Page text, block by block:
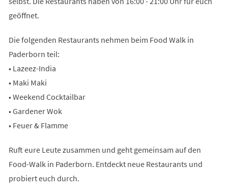
geöffnet.
Die folgenden Restaurants nehmen beim Food Walk in
Paderborn teil:
• Lazeez-India
• Maki Maki
• Weekend Cocktailbar
• Gardener Wok
• Feuer & Flamme
Ruft eure Leute zusammen und geht gemeinsam auf den
Food-Walk in Paderborn. Entdeckt neue Restaurants und
probiert euch durch.